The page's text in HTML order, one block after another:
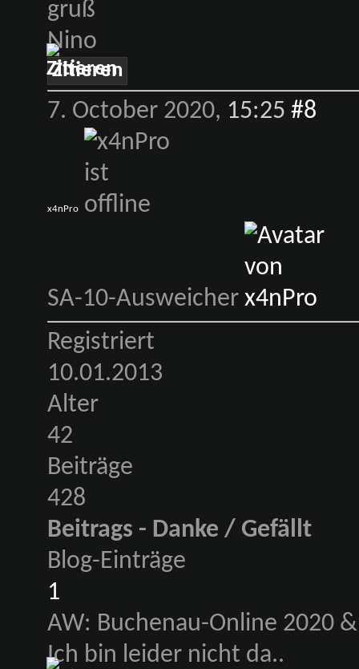
gruß
Nino
Zitieren
7. October 2020, 15:25 #8
x4nPro
SA-10-Ausweicher
Registriert
10.01.2013
Alter
42
Beiträge
428
Beitrags - Danke / Gefällt
Blog-Einträge
1
AW: Buchenau-Online 2020
Ich bin leider nicht da..